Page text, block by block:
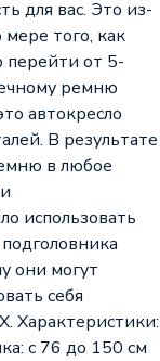
для вас. Это из-
того, как
перейти от 5-
ремню
автокресло
В результате
в любое
использовать
они могут
себя
Характеристики:
с 76 до 150 см